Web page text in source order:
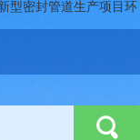
型密封管道生产项目环